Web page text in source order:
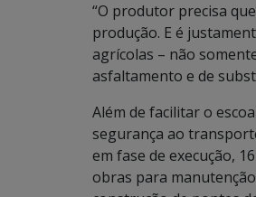
“O produtor precisa
produção. E é
agrícolas – não
asfaltamento e de
Além de facilitar o
segurança ao
em fase de execução,
obras para